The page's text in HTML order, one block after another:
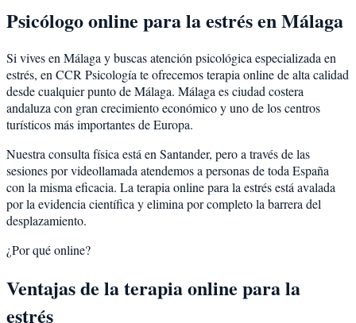
Psicólogo online para laestrésenMálaga
Si vives enMálagay buscas atención psicológica especializada en
estrés, en CCR Psicología te ofrecemos terapia online de alta calidad
desde cualquier punto deMálaga. Málagaesciudad costera
andaluza con gran crecimiento económico y uno de los centros
turísticos más importantes de Europa.
Nuestra consulta física está en Santander, pero a través de las
sesiones por videollamada atendemos a personas de toda España
con la misma eficacia. La terapia online para laestrésestá avalada
por la evidencia científica y elimina por completo la barrera del
desplazamiento.
¿Por qué online?
Ventajas de la terapia online para la
estrés